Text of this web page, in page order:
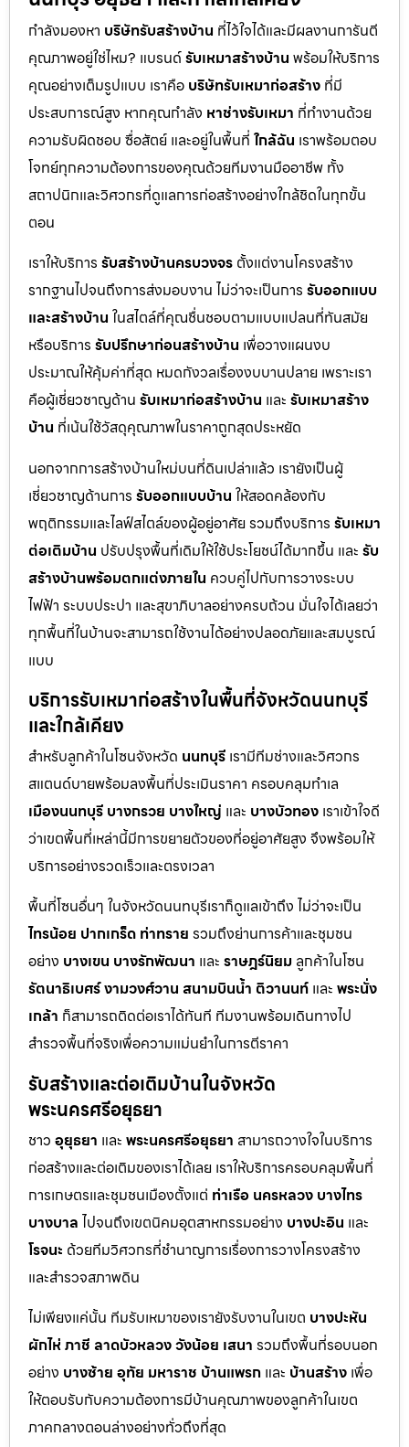
กำลังมองหา บริษัทรับสร้างบ้าน ที่ไว้ใจได้และมีผลงานการันตี
คุณภาพอยู่ใช่ไหม? แบรนด์รับเหมาสร้างบ้าน พร้อมให้บริการ
คุณอย่างเต็มรูปแบบ เราคือ บริษัทรับเหมาก่อสร้าง ที่มี
ประสบการณ์สูง หากคุณกำลัง หาช่างรับเหมา ที่ทำงานด้วย
ความรับผิดชอบ ซื่อสัตย์ และอยู่ในพื้นที่ ใกล้ฉัน เราพร้อมตอบ
โจทย์ทุกความต้องการของคุณด้วยทีมงานมืออาชีพ ทั้ง
สถาปนิกและวิศวกรที่ดูแลการก่อสร้างอย่างใกล้ชิดในทุกขั้น
ตอน
เราให้บริการ รับสร้างบ้านครบวงจร ตั้งแต่งานโครงสร้าง
รากฐานไปจนถึงการส่งมอบงาน ไม่ว่าจะเป็นการ รับออกแบบ
และสร้างบ้าน ในสไตล์ที่คุณชื่นชอบตามแบบแปลนที่ทันสมัย
หรือบริการ รับปรึกษาก่อนสร้างบ้าน เพื่อวางแผนงบ
ประมาณให้คุ้มค่าที่สุด หมดกังวลเรื่องงบบานปลาย เพราะเรา
คือผู้เชี่ยวชาญด้าน รับเหมาก่อสร้างบ้าน และ รับเหมาสร้าง
บ้าน ที่เน้นใช้วัสดุคุณภาพในราคาถูกสุดประหยัด
นอกจากการสร้างบ้านใหม่บนที่ดินเปล่าแล้ว เรายังเป็นผู้
เชี่ยวชาญด้านการ รับออกแบบบ้าน ให้สอดคล้องกับ
พฤติกรรมและไลฟ์สไตล์ของผู้อยู่อาศัย รวมถึงบริการ รับเหมา
ต่อเติมบ้าน ปรับปรุงพื้นที่เดิมให้ใช้ประโยชน์ได้มากขึ้น และ รับ
สร้างบ้านพร้อมตกแต่งภายใน ควบคู่ไปกับการวางระบบ
ไฟฟ้า ระบบประปา และสุขาภิบาลอย่างครบถ้วน มั่นใจได้เลยว่า
ทุกพื้นที่ในบ้านจะสามารถใช้งานได้อย่างปลอดภัยและสมบูรณ์
แบบ
บริการรับเหมาก่อสร้างในพื้นที่จังหวัดนนทบุรี
และใกล้เคียง
สำหรับลูกค้าในโซนจังหวัด นนทบุรี เรามีทีมช่างและวิศวกร
สแตนด์บายพร้อมลงพื้นที่ประเมินราคา ครอบคลุมทำเล
เมืองนนทบุรี บางกรวย บางใหญ่ และ บางบัวทอง เราเข้าใจดี
ว่าเขตพื้นที่เหล่านี้มีการขยายตัวของที่อยู่อาศัยสูง จึงพร้อมให้
บริการอย่างรวดเร็วและตรงเวลา
พื้นที่โซนอื่นๆ ในจังหวัดนนทบุรีเราก็ดูแลเข้าถึง ไม่ว่าจะเป็น
ไทรน้อย ปากเกร็ด ท่าทราย รวมถึงย่านการค้าและชุมชน
อย่าง บางเขน บางรักพัฒนา และ ราษฎร์นิยม ลูกค้าในโซน
รัตนาธิเบศร์งามวงศ์วาน สนามบินน้ำ ติวานนท์ และ พระนั่ง
เกล้า ก็สามารถติดต่อเราได้ทันที ทีมงานพร้อมเดินทางไป
สำรวจพื้นที่จริงเพื่อความแม่นยำในการตีราคา
รับสร้างและต่อเติมบ้านในจังหวัด
พระนครศรีอยุธยา
ชาว อุยุธยา และ พระนครศรีอยุธยา สามารถวางใจในบริการ
ก่อสร้างและต่อเติมของเราได้เลย เราให้บริการครอบคลุมพื้นที่
การเกษตรและชุมชนเมืองตั้งแต่ ท่าเรือ นครหลวง บางไทร
บางบาล ไปจนถึงเขตนิคมอุตสาหกรรมอย่าง บางปะอิน และ
โรจนะ ด้วยทีมวิศวกรที่ชำนาญการเรื่องการวางโครงสร้าง
และสำรวจสภาพดิน
ไม่เพียงแค่นั้น ทีมรับเหมาของเรายังรับงานในเขต บางปะหัน
ผักไห่ภาชี ลาดบัวหลวงวังน้อย เสนา รวมถึงพื้นที่รอบนอก
อย่าง บางซ้าย อุทัย มหาราช บ้านแพรก และ บ้านสร้าง เพื่อ
ให้ตอบรับกับความต้องการมีบ้านคุณภาพของลูกค้าในเขต
ภาคกลางตอนล่างอย่างทั่วถึงที่สุด